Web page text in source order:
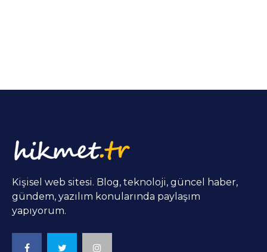
Kişisel web sitesi. Blog, teknoloji, güncel haber,
gündem, yazılım konularında paylaşım
yapıyorum.